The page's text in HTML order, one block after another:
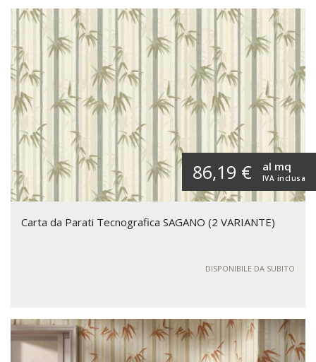
86,19 € IVA inclusa
al mq
Carta da Parati Tecnografica SAGANO (2 VARIANTE)
DISPONIBILE DA SUBITO